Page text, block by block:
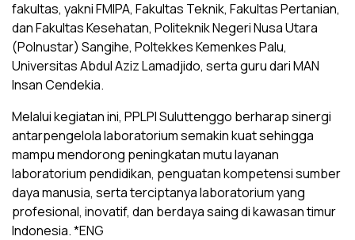
fakultas, yakni FMIPA, Fakultas Teknik, Fakultas Pertanian,
dan Fakultas Kesehatan, Politeknik Negeri Nusa Utara
(Polnustar) Sangihe, Poltekkes Kemenkes Palu,
Universitas Abdul Aziz Lamadjido, serta guru dari MAN
Insan Cendekia.
Melalui kegiatan ini, PPLPI Suluttenggo berharap sinergi
antarpengelola laboratorium semakin kuat sehingga
mampu mendorong peningkatan mutu layanan
laboratorium pendidikan, penguatan kompetensi sumber
daya manusia, serta terciptanya laboratorium yang
profesional, inovatif, dan berdaya saing di kawasan timur
Indonesia. *ENG